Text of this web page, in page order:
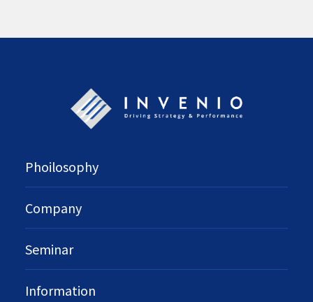
Phoilosophy
Company
Seminar
Information